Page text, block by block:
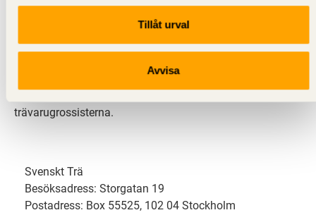
Tillåt urval
Avvisa
Svenskt Trä representerar svensk sågverksindustri
och är en del av branschorganisationen
svensk limträ-, KL-trä- och förpackningsindustri samt
trävarugrossisterna.
Svenskt Trä
Besöksadress: Storgatan 19
Postadress: Box 55525, 102 04 Stockholm